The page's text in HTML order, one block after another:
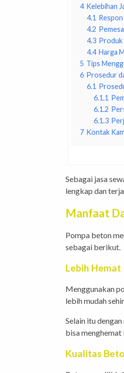
4 Kelebihan
4.1
4.2
4.3 Produk
4.4 Harga
5 Tips
6 Prosedur
6.1
6.1.1
6.1.2
6.1.3
7 Kontak
Sebagai jasa
lengkap dan
Manfaat
Pompa beton
sebagai berikut.
Lebih Hemat
Menggunakan
lebih mudah
Selain itu
bisa
Kualitas